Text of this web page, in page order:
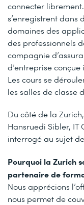
connecter
s’enregistrent dans
domaines des
des professionnels
compagnie
d’entreprise
Les cours se
les salles de classe
Du côté de la
Hansruedi Sibler, IT
interrogé au sujet
Pourquoi la Zurich
partenaire de
Nous apprécions
nous permet de